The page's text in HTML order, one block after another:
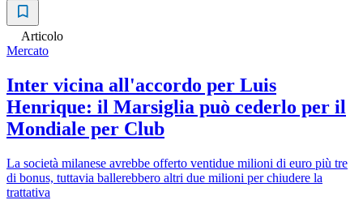
Articolo
Mercato
Inter vicina all'accordo per Luis
Henrique: il Marsiglia può cederlo per il
Mondiale per Club
La società milanese avrebbe offerto ventidue milioni di euro più tre
di bonus, tuttavia ballerebbero altri due milioni per chiudere la
trattativa